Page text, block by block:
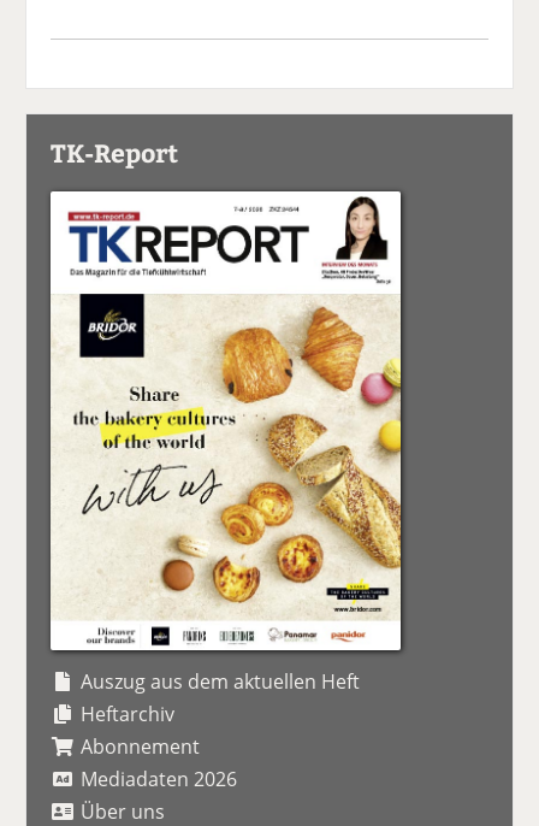
TK-Report
Auszug aus dem aktuellen Heft
Heftarchiv
Abonnement
Mediadaten 2026
Über uns